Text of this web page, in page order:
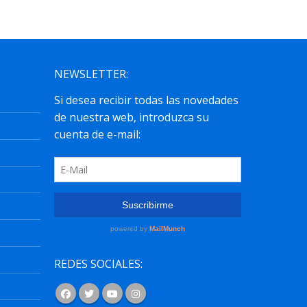
NEWSLETTER:
REDES SOCIALES: